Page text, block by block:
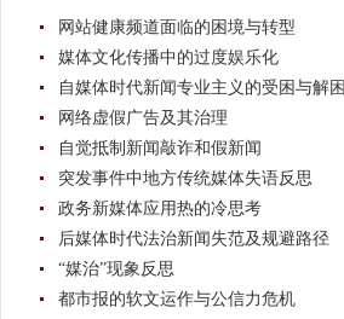
网站健康频道面临的困境与转型
媒体文化传播中的过度娱乐化
自媒体时代新闻专业主义的受困与解困
网络虚假广告及其治理
自觉抵制新闻敲诈和假新闻
突发事件中地方传统媒体失语反思
政务新媒体应用热的冷思考
后媒体时代法治新闻失范及规避路径
“媒治”现象反思
都市报的软文运作与公信力危机